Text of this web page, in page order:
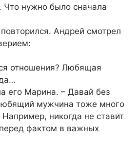
Что нужно было сначала
Андрей смотрел
отношения? Любящая
его Марина. – Давай без
мужчина тоже много
Например, никогда не ставит
фактом в важных